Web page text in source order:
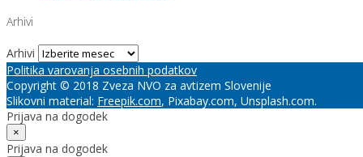
Arhivi
Arhivi
Politika varovanja osebnih podatkov
Copyright © 2018 Zveza NVO za avtizem Slovenije
Slikovni material: Freepik.com, Pixabay.com, Unsplash.com.
Prijava na dogodek
×
Prijava na dogodek